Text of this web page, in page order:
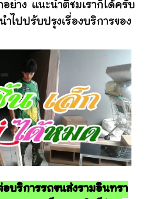
ย่าง แนะนำติชมเราก็ได้ครับ
ำไปปรับปรุงเรื่องบริการของ
อบริการรถขนส่งรามอินทรา